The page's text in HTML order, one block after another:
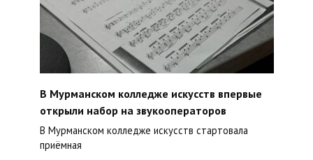
В Мурманском колледже искусств впервые
открыли набор на звукооператоров
В Мурманском колледже искусств стартовала
приёмная